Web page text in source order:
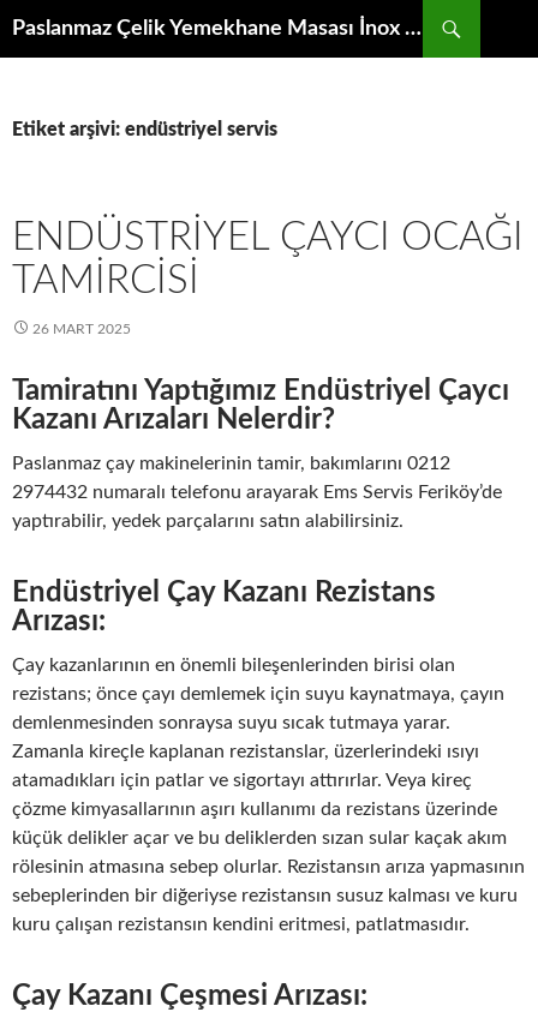
Paslanmaz Çelik Yemekhane Masası İnox Krom Bulaşıkhane Evyesi Tezgahı
Etiket arşivi: endüstriyel servis
ENDÜSTRIYEL ÇAYCI OCAĞI
TAMIRCISI
26 MART 2025
Tamiratını Yaptığımız Endüstriyel Çaycı
Kazanı Arızaları Nelerdir?
Paslanmaz çay makinelerinin tamir, bakımlarını 0212
2974432 numaralı telefonu arayarak Ems Servis Feriköy’de
yaptırabilir, yedek parçalarını satın alabilirsiniz.
Endüstriyel Çay Kazanı Rezistans
Arızası:
Çay kazanlarının en önemli bileşenlerinden birisi olan
rezistans; önce çayı demlemek için suyu kaynatmaya, çayın
demlenmesinden sonraysa suyu sıcak tutmaya yarar.
Zamanla kireçle kaplanan rezistanslar, üzerlerindeki ısıyı
atamadıkları için patlar ve sigortayı attırırlar. Veya kireç
çözme kimyasallarının aşırı kullanımı da rezistans üzerinde
küçük delikler açar ve bu deliklerden sızan sular kaçak akım
rölesinin atmasına sebep olurlar. Rezistansın arıza yapmasının
sebeplerinden bir diğeriyse rezistansın susuz kalması ve kuru
kuru çalışan rezistansın kendini eritmesi, patlatmasıdır.
Çay Kazanı Çeşmesi Arızası: